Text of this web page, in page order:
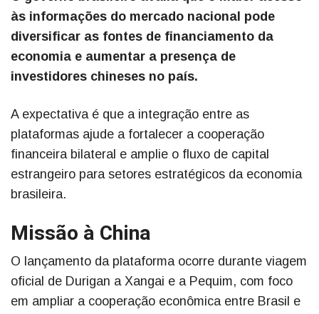
às informações do mercado nacional pode
diversificar as fontes de financiamento da
economia e aumentar a presença de
investidores chineses no país.
A expectativa é que a integração entre as
plataformas ajude a fortalecer a cooperação
financeira bilateral e amplie o fluxo de capital
estrangeiro para setores estratégicos da economia
brasileira.
Missão à China
O lançamento da plataforma ocorre durante viagem
oficial de Durigan a Xangai e a Pequim, com foco
em ampliar a cooperação econômica entre Brasil e